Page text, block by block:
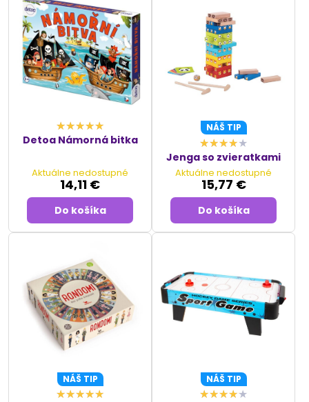
Detoa Námorná bitka
Aktuálne nedostupné
14,11 €
Do košíka
NÁŠ TIP
Jenga so zvieratkami
Aktuálne nedostupné
15,77 €
Do košíka
NÁŠ TIP NÁŠ TIP